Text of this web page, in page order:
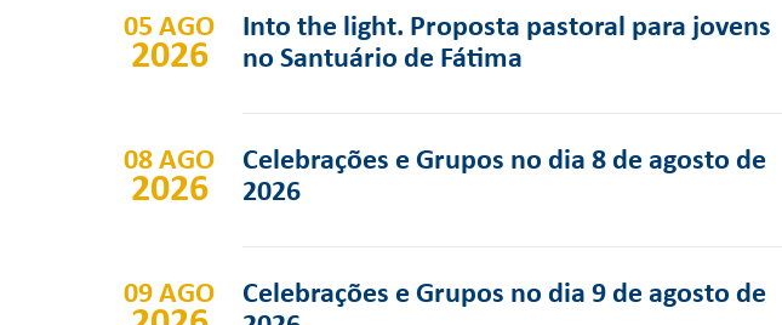
05 AGO
2026
Into the light. Proposta pastoral para jovens
no Santuário de Fátima
08 AGO
2026
Celebrações e Grupos no dia 8 de agosto de
2026
09 AGO
Celebrações e Grupos no dia 9 de agosto de